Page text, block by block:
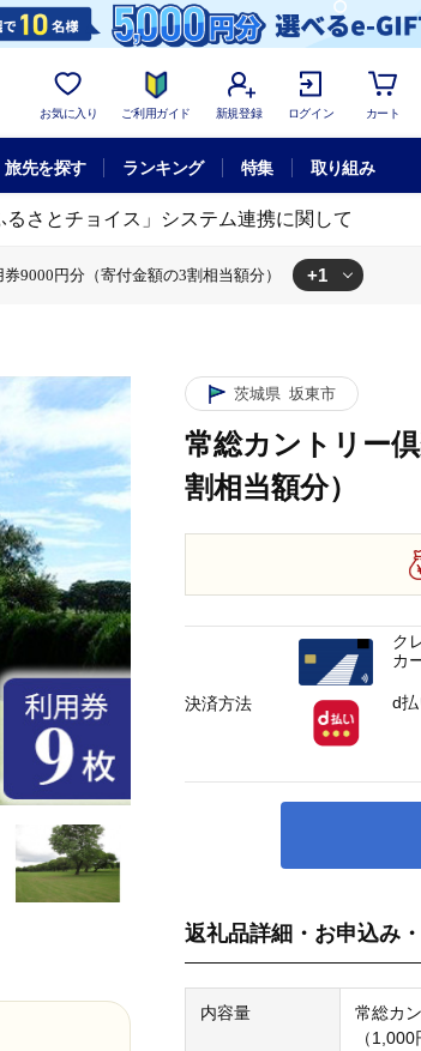
お気に入り ご利用ガイド 新規登録 ログイン カート
旅先を探す ランキング 特集 取り組み
るさとチョイス」システム連携に関して
9000円分（寄付金額の3割相当額分） +1
茨城県 坂東市
常総カントリー
割相当額分）
返礼品詳細・お申込み
内容量
常総カ
（
決済方法
ク
カ
d